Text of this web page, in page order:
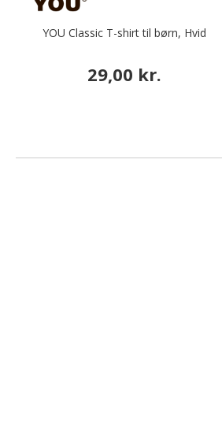
YOU Classic T-shirt til børn, Hvid
29,00 kr.